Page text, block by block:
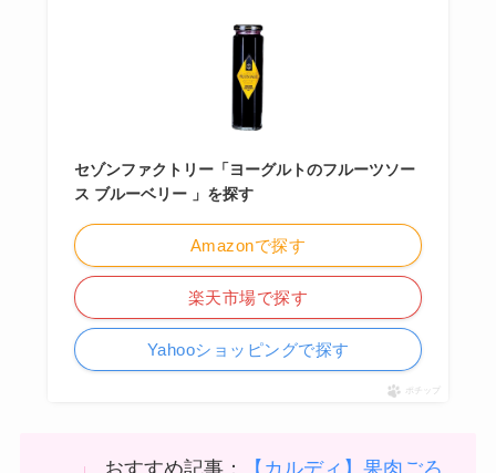
セゾンファクトリー「ヨーグルトのフルーツソー
ス ブルーベリー 」を探す
Amazonで探す
楽天市場で探す
Yahooショッピングで探す
ポチップ
おすすめ記事：
【カルディ】果肉ごろ